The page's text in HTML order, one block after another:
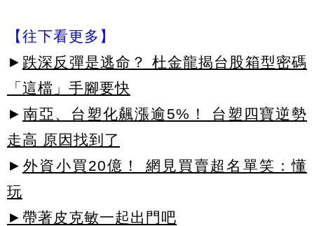
【往下看更多】
► 跌深反彈是逃命？ 杜金龍揭台股箱型密碼
「這檔」手腳要快
► 南亞、台塑化飆漲逾5%！ 台塑四寶逆勢
走高 原因找到了
► 外資小買20億！ 網見買賣超名單笑：懂
玩
►帶著皮克敏一起出門吧